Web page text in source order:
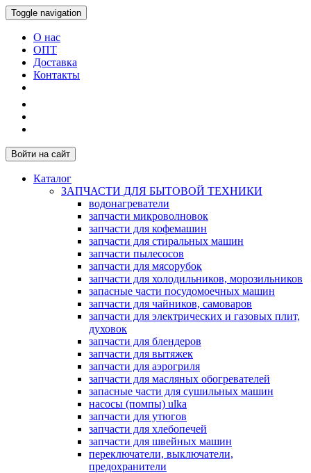
Toggle navigation
О нас
ОПТ
Доставка
Контакты
Войти на сайт
Каталог
ЗАПЧАСТИ ДЛЯ БЫТОВОЙ ТЕХНИКИ
водонагреватели
запчасти микроволновок
запчасти для кофемашин
запчасти для стиральных машин
запчасти пылесосов
запчасти для мясорубок
запчасти для холодильников, морозильников
запасные части посудомоечных машин
запчасти для чайников, самоваров
запчасти для электрических и газовых плит,
духовок
запчасти для блендеров
запчасти для вытяжек
запчасти для аэрогриля
запчасти для масляных обогревателей
запасные части для сушильных машин
насосы (помпы) ulka
запчасти для утюгов
запчасти для хлебопечей
запчасти для швейных машин
переключатели, выключатели,
предохранители